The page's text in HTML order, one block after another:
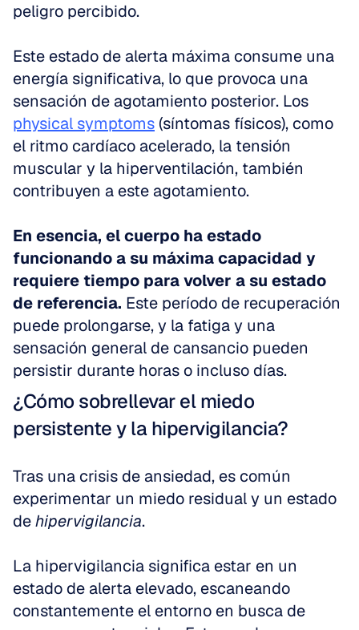
peligro percibido.
Este estado de alerta máxima consume una
energía significativa, lo que provoca una
physical symptoms (síntomas físicos), como
el ritmo cardíaco acelerado, la tensión
muscular y la hiperventilación, también
contribuyen a este agotamiento.
En esencia, el cuerpo ha estado
funcionando a su máxima capacidad y
requiere tiempo para volver a su estado
de referencia. Este período de recuperación
puede prolongarse, y la fatiga y una
sensación general de cansancio pueden
persistir durante horas o incluso días.
¿Cómo sobrellevar el miedo
persistente y la hipervigilancia?
Tras una crisis de ansiedad, es común
experimentar un miedo residual y un estado
de hipervigilancia.
La hipervigilancia significa estar en un
estado de alerta elevado, escaneando
constantemente el entorno en busca de